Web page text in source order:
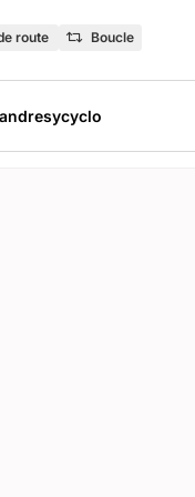
route Boucle
andresycyclo